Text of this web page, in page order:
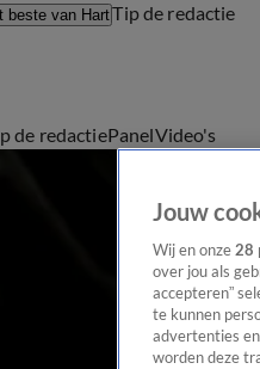
beste van HartTip de redactie
de redactiePanelVideo's
Jouw
Wij en onze 28
over jou als
accepteren”
te kunnen
advertenties
worden deze